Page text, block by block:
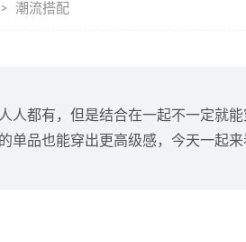
潮流搭配
人都有，但是结合在一起不一定就
单品也能穿出更高级感，今天一起
匹克「态